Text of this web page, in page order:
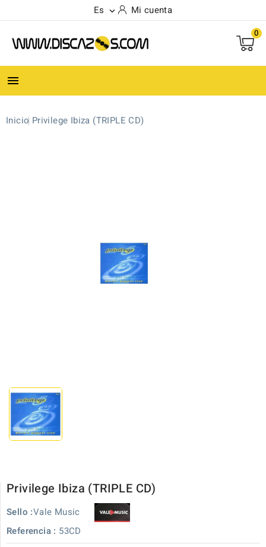
Es  Mi cuenta
0

Inicio Privilege Ibiza (TRIPLE CD)
Privilege Ibiza (TRIPLE CD)
Sello :Vale Music
Referencia : 53CD